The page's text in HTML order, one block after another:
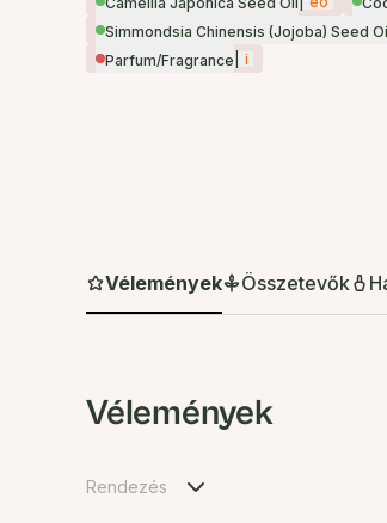
Simmondsia Chinensis (Jojoba) Seed
Parfum/Fragrance
i
Vélemények Összetevők
Vélemények
Rendezés